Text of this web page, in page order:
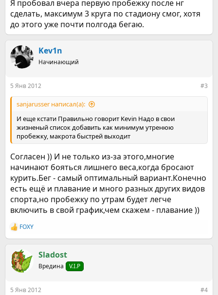
Я пробовал вчера первую пробежку после нг
сделать, максимум 3 круга по стадиону смог, хотя
до этого уже почти полгода бегаю.
Kev1n
Начинающий
5 Янв 2012 #3
sanjarusser написал(а):
И еще кстати Правильно говорит Kevin Надо в свои
жизненый список добавить как минимум утренюю
пробежку, макрота быстрей выходит
Согласен )) И не только из-за этого,многие
начинают бояться лишнего веса,когда бросают
курить.Бег - самый оптимальный вариант.Конечно
есть ещё и плавание и много разных других видов
спорта,но пробежку по утрам будет легче
включить в свой график,чем скажем - плавание ))
Р
е
к
ц
и
FOXY
Sladost
Вредина V.I.P
5 Янв 2012 #4